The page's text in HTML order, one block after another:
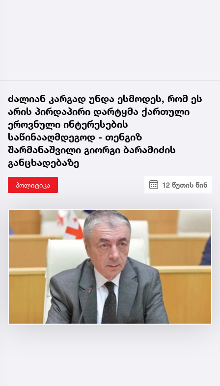
ძალიან კარგად უნდა ესმოდეს, რომ ეს
არის პირდაპირი დარტყმა ქართული
ეროვნული ინტერესების
საწინააღმდეგოდ - თენგიზ
შარმანაშვილი გიორგი ბარამიძის
განცხადებაზე
პოლიტიკა 12 წუთის წინ